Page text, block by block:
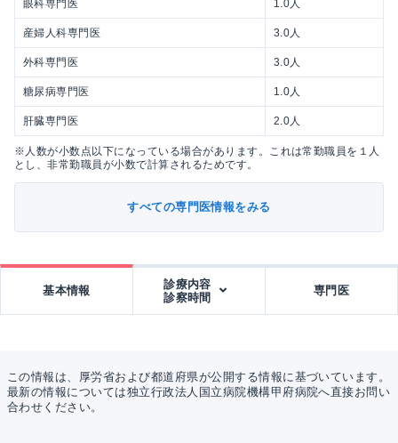
眼科専門医 1.0人
産婦人科専門医 3.0人
外科専門医 3.0人
糖尿病専門医 1.0人
肝臓専門医 2.0人
※人数が小数点以下になっている場合があります。これは常勤職員を１人
とし、非常勤職員が小数で計算されるためです。
すべての専門医情報をみる
基本情報
診療内容
診察時間
専門医
この情報は、厚労省および都道府県が公開する情報に基づいています。
最新の情報については独立行政法人国立病院機構甲府病院へ直接お問い
合わせください。